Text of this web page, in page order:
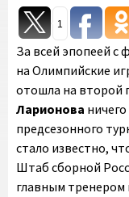
1
За всей эпопеей с
на Олимпийские
отошла на второй
Ларионова
предсезонного
стало известно,
Штаб сборной
главным